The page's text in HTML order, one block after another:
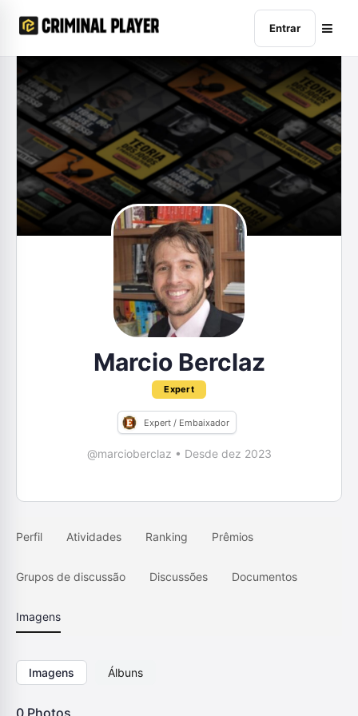
Entrar
Marcio Berclaz
Expert
Expert / Embaixador
@marcioberclaz • Desde dez 2023
Perfil Atividades Ranking Prêmios
Grupos de discussão Discussões Documentos
Imagens
Imagens Álbuns